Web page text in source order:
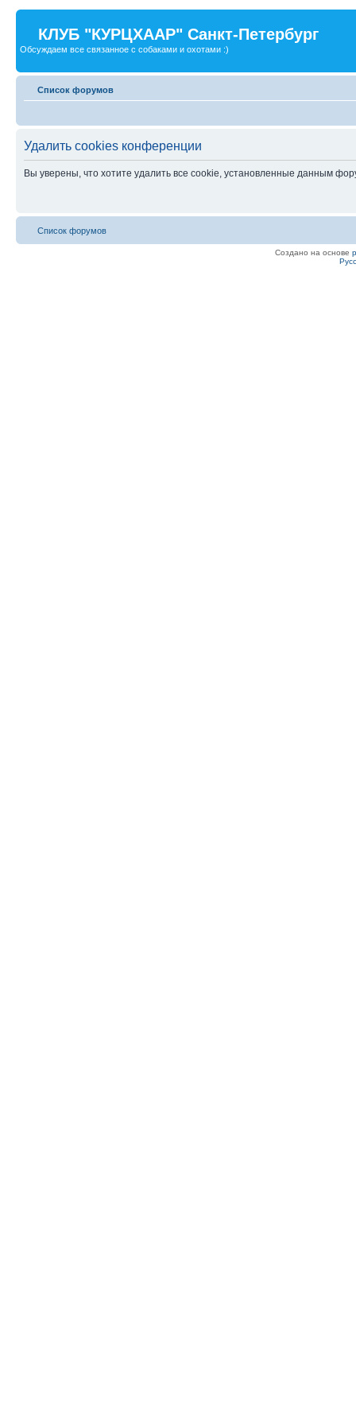
КЛУБ "КУРЦХААР" Санкт-Петербург
Обсуждаем все связанное с собаками и охотами :)
Список форумов
Удалить cookies конференции
Вы уверены, что хотите удалить все cookie, установленные данным
Список форумов
Создано на основе